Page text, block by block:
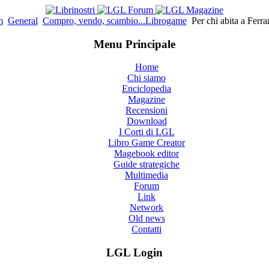
General Compro, vendo, scambio...Librogame Per chi abita a
Menu Principale
Home
Chi siamo
Enciclopedia
Magazine
Recensioni
Download
I Corti di LGL
Libro Game Creator
Magebook editor
Guide strategiche
Multimedia
Forum
Link
Network
Old news
Contatti
LGL Login